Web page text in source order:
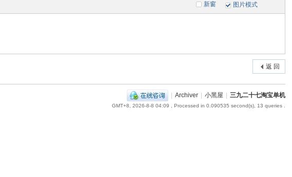
新窗 图片模式
返 回
| Archiver | 小黑屋 | 三九二十七淘宝单机
GMT+8, 2026-8-8 04:09 , Processed in 0.090535 second(s), 13 queries .